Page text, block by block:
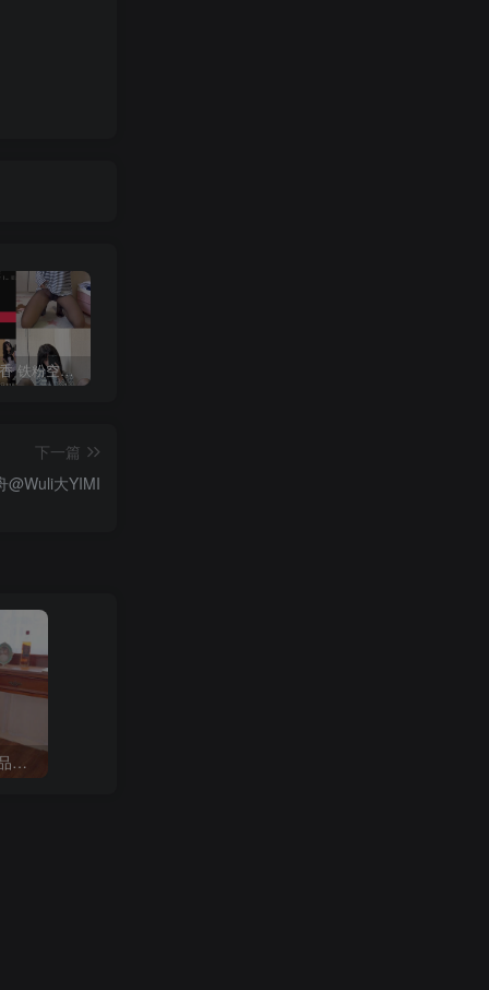
抖音 一只香 铁粉空间 NO.010期 【18P8V】最新至：2025.3.3
下一篇
@Wuli大YIMI
B站「奶酪芝士味雪糍」作品高质量备份打包